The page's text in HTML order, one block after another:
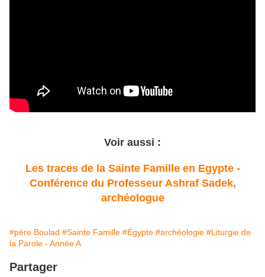
Voir aussi :
Les traces de la Sainte Famille en Egypte -
Conférence du Professeur Ashraf Sadek,
archéologue
#père Boulad #Sainte Famille #Égypte #archéologie #Liturgie de
la Parole - Année A
Partager